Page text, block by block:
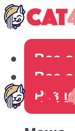
Все
Все